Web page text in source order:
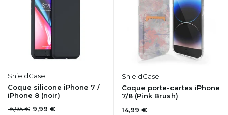
ShieldCase
Coque silicone iPhone 7 /
iPhone 8 (noir)
16,95 € 9,99 €
ShieldCase
Coque porte-cartes iPhone
7/8 (Pink Brush)
14,99 €